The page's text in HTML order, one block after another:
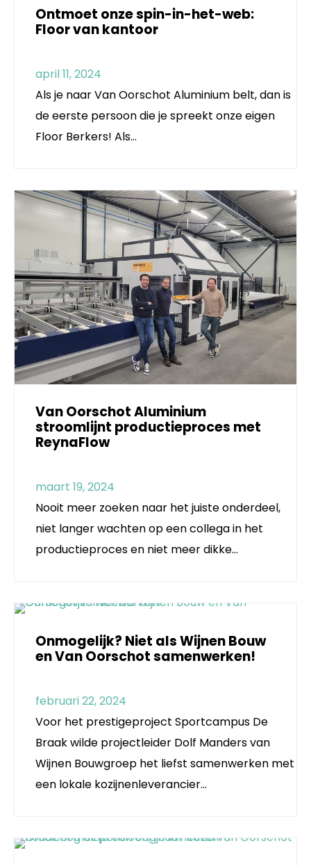
Ontmoet onze spin-in-het-web:
Floor van kantoor
april 11, 2024
Als je naar Van Oorschot Aluminium belt, dan is
de eerste persoon die je spreekt onze eigen
Floor Berkers! Als…
Van Oorschot Aluminium
stroomlijnt productieproces met
ReynaFlow
maart 19, 2024
Nooit meer zoeken naar het juiste onderdeel,
niet langer wachten op een collega in het
productieproces en niet meer dikke…
Onmogelijk? Niet als Wijnen Bouw
en Van Oorschot samenwerken!
februari 22, 2024
Voor het prestigeproject Sportcampus De
Braak wilde projectleider Dolf Manders van
Wijnen Bouwgroep het liefst samenwerken met
een lokale kozijnenleverancier…